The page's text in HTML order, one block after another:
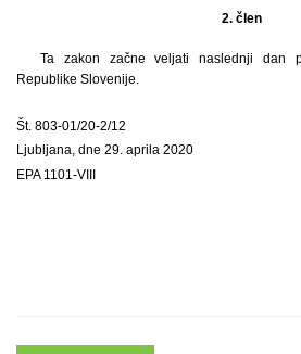
2. člen
Ta zakon začne veljati naslednji dan
Republike Slovenije.
Št. 803-01/20-2/12
Ljubljana, dne 29. aprila 2020
EPA 1101-VIII